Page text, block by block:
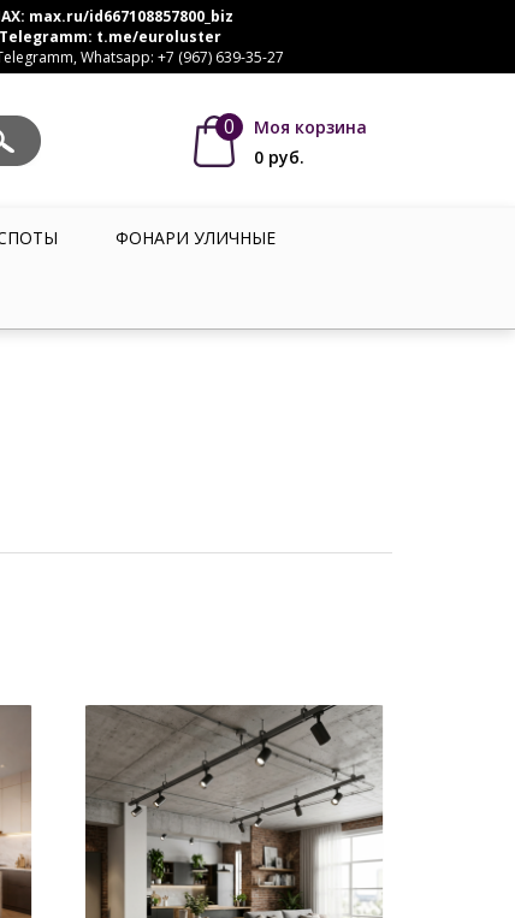
max.ru/id667108857800_biz
t.me/euroluster
Whatsapp: +7 (967) 639-35-27
0
Моя корзина
0 руб.
ФОНАРИ УЛИЧНЫЕ